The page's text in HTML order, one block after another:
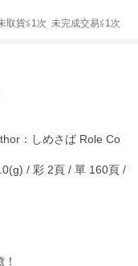
取貨≦1次 未完成交易≦1次
：しめさば Role Co
/ 彩 2頁 / 單 160頁 /